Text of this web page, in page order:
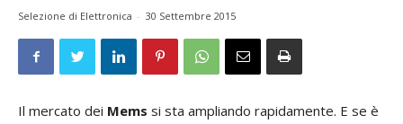
Selezione di Elettronica - 30 Settembre 2015
Il mercato dei Mems si sta ampliando rapidamente. E se è